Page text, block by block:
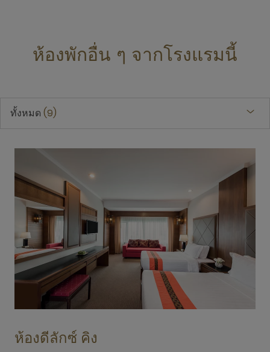
ห้องพักอื่น ๆ จากโรงแรมนี้
ทั้งหมด 9
ห้องดีลักซ์ คิง